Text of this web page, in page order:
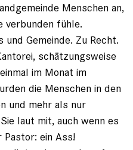
Menschen an,
verbunden fühle.
und Gemeinde. Zu Recht.
schätzungsweise
im Monat im
die Menschen in den
und mehr als nur
laut mit, auch wenn es
Pastor: ein Ass!